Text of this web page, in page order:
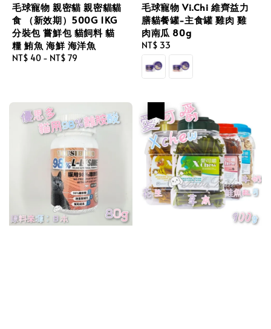
毛球寵物 親密貓 親密貓貓
食 （新效期）500G 1KG
分裝包 嘗鮮包 貓飼料 貓
糧 鮪魚 海鮮 海洋魚
Regular
NT$ 40 - NT$ 79
毛球寵物 Vi.Chi 維齊益力
膳貓餐罐-主食罐 雞肉 雞
肉南瓜 80g
Regular
price
NT$ 33